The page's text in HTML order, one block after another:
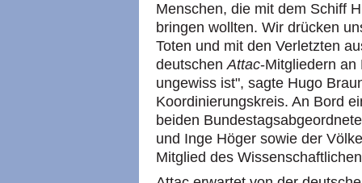
Menschen, die mit dem Schiff
bringen wollten. Wir drücken
Toten und mit den Verletzten
deutschenAttac-Mitgliedern an
ungewiss ist", sagte Hugo
Koordinierungskreis. An Bord
beiden
und Inge Höger sowie der
Mitglied des